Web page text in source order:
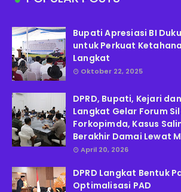
Bupati Apresiasi BI
untuk Perkuat
Langkat
Oktober 22, 2025
DPRD, Bupati, Kejari
Langkat Gelar Forum
Forkopimda, Kasus
Berakhir Damai Lewat
April 20, 2026
DPRD Langkat Bentuk
Optimalisasi PAD